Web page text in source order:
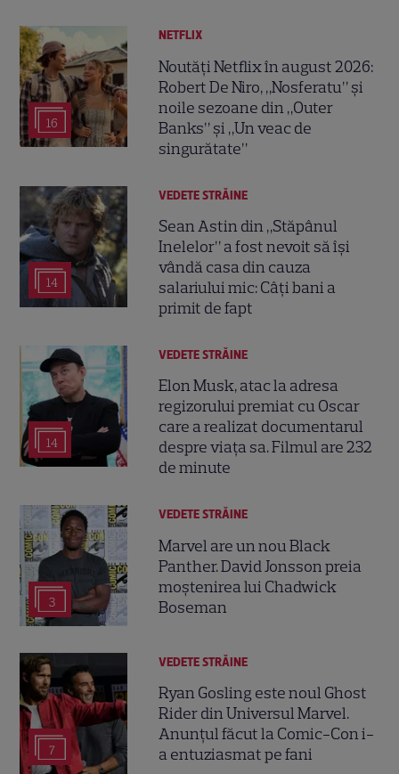
16
NETFLIX
Noutăți Netflix în august 2026:
Robert De Niro, „Nosferatu” și
noile sezoane din „Outer
Banks” și „Un veac de
singurătate”
14
VEDETE STRĂINE
Sean Astin din „Stăpânul
Inelelor” a fost nevoit să își
vândă casa din cauza
salariului mic: Câți bani a
primit de fapt
14
VEDETE STRĂINE
Elon Musk, atac la adresa
regizorului premiat cu Oscar
care a realizat documentarul
despre viața sa. Filmul are 232
de minute
3
VEDETE STRĂINE
Marvel are un nou Black
Panther. David Jonsson preia
moștenirea lui Chadwick
Boseman
7
VEDETE STRĂINE
Ryan Gosling este noul Ghost
Rider din Universul Marvel.
Anunțul făcut la Comic-Con i-
a entuziasmat pe fani